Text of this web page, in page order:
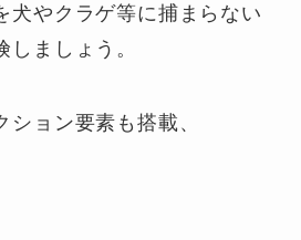
犬やクラゲ等に捕まらない
しましょう。
ョン要素も搭載、